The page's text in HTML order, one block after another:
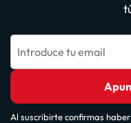
Introduce tu email
Al suscribirte confirmas